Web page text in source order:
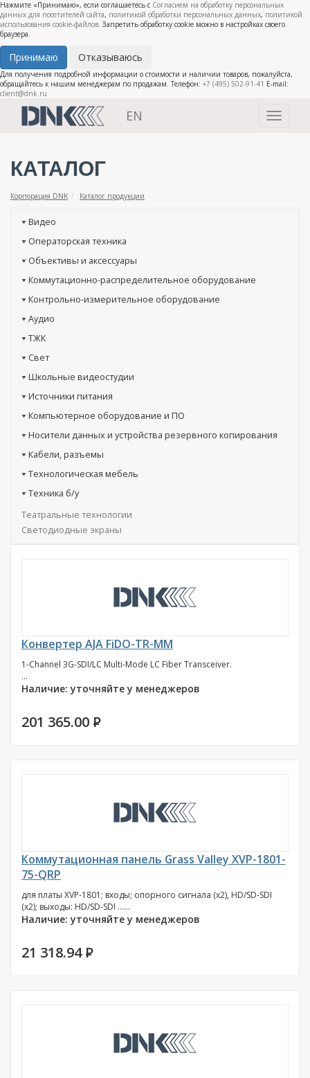
Нажмите «Принимаю», если соглашаетесь с Согласием на обработку персональных
данных для посетителей сайта, политикой обработки персональных данных, политикой
использования cookie-файлов. Запретить обработку cookie можно в настройках своего
браузера.
Принимаю Отказываюсь
Для получения подробной информации о стоимости и наличии товаров, пожалуйста,
обращайтесь к нашим менеджерам по продажам. Телефон: +7 (495) 502-91-41 E-mail:
client@dnk.ru
Toggle
EN
КАТАЛОГ
Корпорация DNK Каталог продукции
Видео
Операторская техника
Объективы и аксессуары
Коммутационно-распределительное оборудование
Контрольно-измерительное оборудование
Аудио
ТЖК
Свет
Школьные видеостудии
Источники питания
Компьютерное оборудование и ПО
Носители данных и устройства резервного копирования
Кабели, разъемы
Технологическая мебель
Техника б/у
Театральные технологии
Светодиодные экраны
Конвертер AJA FiDO-TR-MM
1-Channel 3G-SDI/LC Multi-Mode LC Fiber Transceiver.
...
Наличие: уточняйте у менеджеров
201 365.00 P
Коммутационная панель Grass Valley XVP-1801-
75-QRP
для платы XVP-1801; входы; опорного сигнала (х2), HD/SD-SDI
(х2); выходы: HD/SD-SDI ......
Наличие: уточняйте у менеджеров
21 318.94P